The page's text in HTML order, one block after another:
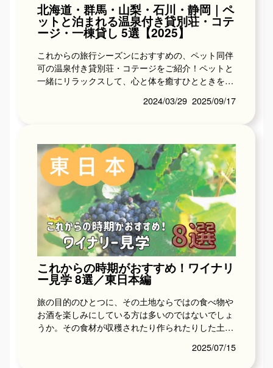
北海道・群馬・山梨・石川・静岡｜ペ
ットと泊まれる温泉付き貸別荘・コテ
ージ・一棟貸し 5選【2025】
これからの旅行シーズンにおすすめの、ペット同伴
可の温泉付き貸別荘・コテージをご紹介！ペットと
一緒にリラックスして、心と体を癒すひとときをお
2024/03/29 2025/09/17
これからの時期がおすすめ！ワイナリ
ー見学 8選／東日本編
旅の目的のひとつに、その土地ならではの食べ物や
お酒を楽しみにしている方は多いのではないでしょ
うか。その食材が収穫されたり作られたりした土地
2025/07/15